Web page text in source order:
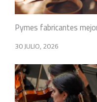
Pymes fabricantes
30 JULIO, 2026